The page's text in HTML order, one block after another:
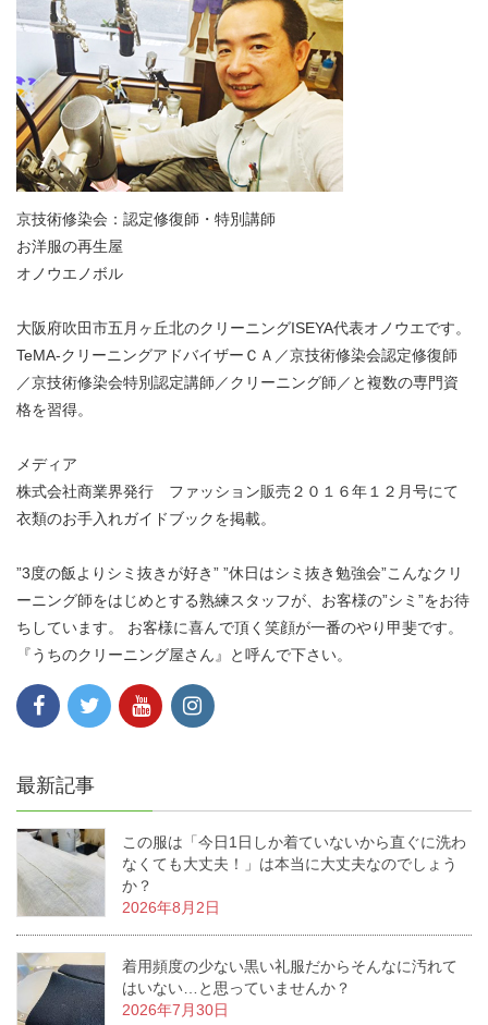
京技術修染会：認定修復師・特別講師
お洋服の再生屋
オノウエノボル
大阪府吹田市五月ヶ丘北のクリーニングISEYA代表オノウエです。
TeMA-クリーニングアドバイザーＣＡ／京技術修染会認定修復師
／京技術修染会特別認定講師／クリーニング師／と複数の専門資
格を習得。
メディア
株式会社商業界発行 ファッション販売２０１６年１２月号にて
衣類のお手入れガイドブックを掲載。
”3度の飯よりシミ抜きが好き” ”休日はシミ抜き勉強会”こんなクリ
ーニング師をはじめとする熟練スタッフが、お客様の”シミ”をお待
ちしています。 お客様に喜んで頂く笑顔が一番のやり甲斐です。
『うちのクリーニング屋さん』と呼んで下さい。
最新記事
この服は「今日1日しか着ていないから直ぐに洗わ
なくても大丈夫！」は本当に大丈夫なのでしょう
か？
2026年8月2日
着用頻度の少ない黒い礼服だからそんなに汚れて
はいない…と思っていませんか？
2026年7月30日